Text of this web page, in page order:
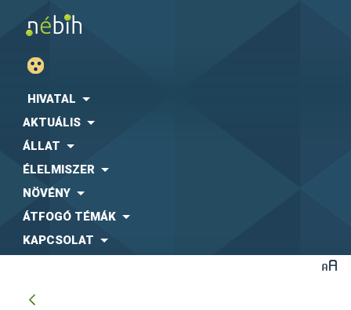
HIVATAL
AKTUÁLIS
ÁLLAT
ÉLELMISZER
NÖVÉNY
ÁTFOGÓ TÉMÁK
KAPCSOLAT